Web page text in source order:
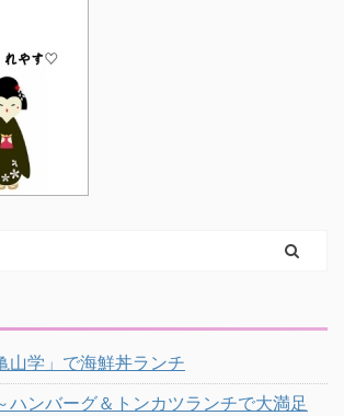
山学」で海鮮丼ランチ
ハンバーグ＆トンカツランチで大満足